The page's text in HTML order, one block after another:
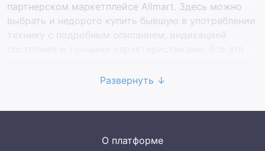
партнерском маркетплейсе Allmart. Здесь можно
выбрать и недорого купить бывшую в употреблении
технику с подробным описанием, индикацией
перед тем, как поступить в продажу.
Покупатели доверяют “Техноскарб” за счет ее
большому выбору товаров. На данный момент
Развернуть ↓
О платформе